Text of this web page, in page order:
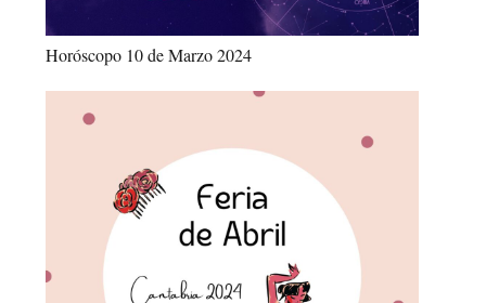
Horóscopo 10 de Marzo 2024